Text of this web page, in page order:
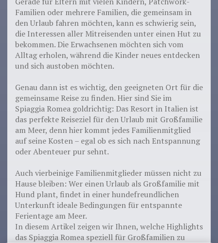
Familien oder mehrere Familien, die gemeinsam in
den Urlaub fahren möchten, kann es schwierig sein,
die Interessen aller Mitreisenden unter einen Hut zu
bekommen. Die Erwachsenen möchten sich vom
Alltag erholen, während die Kinder neues entdecken
und sich austoben möchten.
Genau dann ist es wichtig, den geeigneten Ort für die
gemeinsame Reise zu finden. Hier sind Sie im
Spiaggia Romea goldrichtig: Das Resort in Italien ist
das perfekte Reiseziel für den Urlaub mit Großfamilie
am Meer, denn hier kommt jedes Familienmitglied
auf seine Kosten – egal ob es sich nach Entspannung
oder Abenteuer pur sehnt.
Auch vierbeinige Familienmitglieder müssen nicht zu
Hause bleiben: Wer einen Urlaub als Großfamilie mit
Hund plant, findet in einer hundefreundlichen
Unterkunft ideale Bedingungen für entspannte
Ferientage am Meer.
In diesem Artikel zeigen wir Ihnen, welche Highlights
das Spiaggia Romea speziell für Großfamilien zu